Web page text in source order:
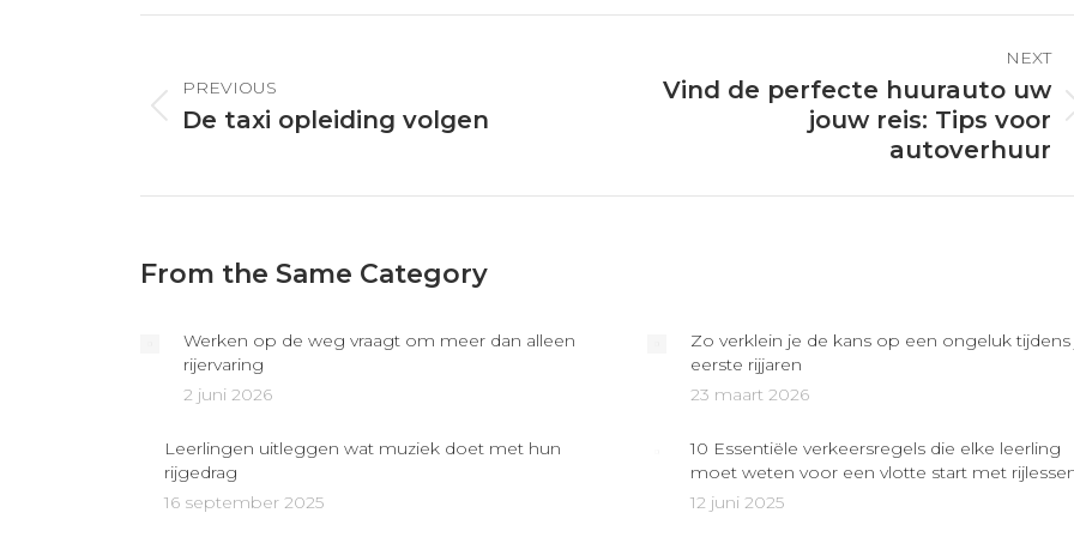
navigation
PREVIOUS
Previous
De taxi opleiding volgen
NEXT
Vind de perfecte huurauto uw
jouw reis: Tips voor
autoverhuur
From the Same Category
Werken op de weg vraagt om meer dan alleen
rijervaring
2 juni 2026
Zo verklein je de kans op een ongeluk tijdens
eerste rijjaren
23 maart 2026
Leerlingen uitleggen wat muziek doet met hun
rijgedrag
16 september 2025
10 Essentiële verkeersregels die elke leerling
moet weten voor een vlotte start met
12 juni 2025